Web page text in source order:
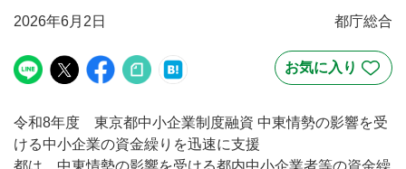
2026年6月2日 都庁総合
令和8年度 東京都中小企業制度融資 中東情勢の影響を受
ける中小企業の資金繰りを迅速に支援
都は、中東情勢の影響を受ける都内中小企業者等の資金繰